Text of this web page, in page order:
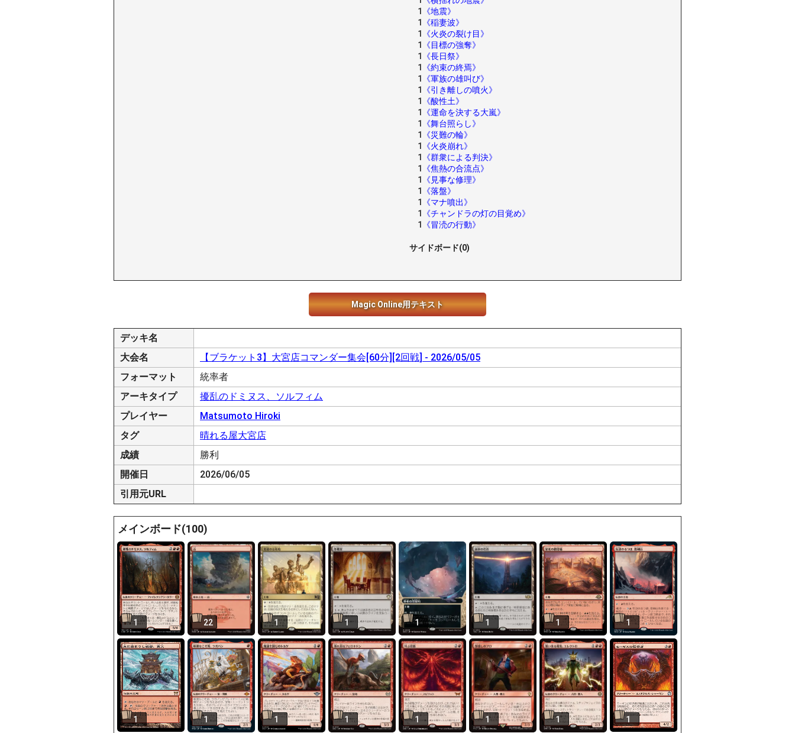
1
《地震》
1
《稲妻波》
1
《火炎の裂け目》
1
《目標の強奪》
1
《長日祭》
1
《約束の終焉》
1
《軍族の雄叫び》
1
《引き離しの噴火》
1
《酸性土》
1
《運命を決する大嵐》
1
《舞台照らし》
1
《災難の輪》
1
《火炎崩れ》
1
《群衆による判決》
1
《焦熱の合流点》
1
《見事な修理》
1
《落盤》
1
《マナ噴出》
1
《チャンドラの灯の目覚め》
1
《冒涜の行動》
サイドボード(0)
Magic Online用テキスト
デッキ名
大会名
【ブラケット3】大宮店コマンダー集会[60分][2回戦] - 2026/05/05
フォーマット
統率者
アーキタイプ
擾乱のドミヌス、ソルフィム
プレイヤー
Matsumoto Hiroki
タグ
晴れる屋大宮店
成績
勝利
開催日
2026/06/05
引用元URL
メインボード(100)
1 22 1 1 1 1 1 1
1 1 1 1 1 1 1 1